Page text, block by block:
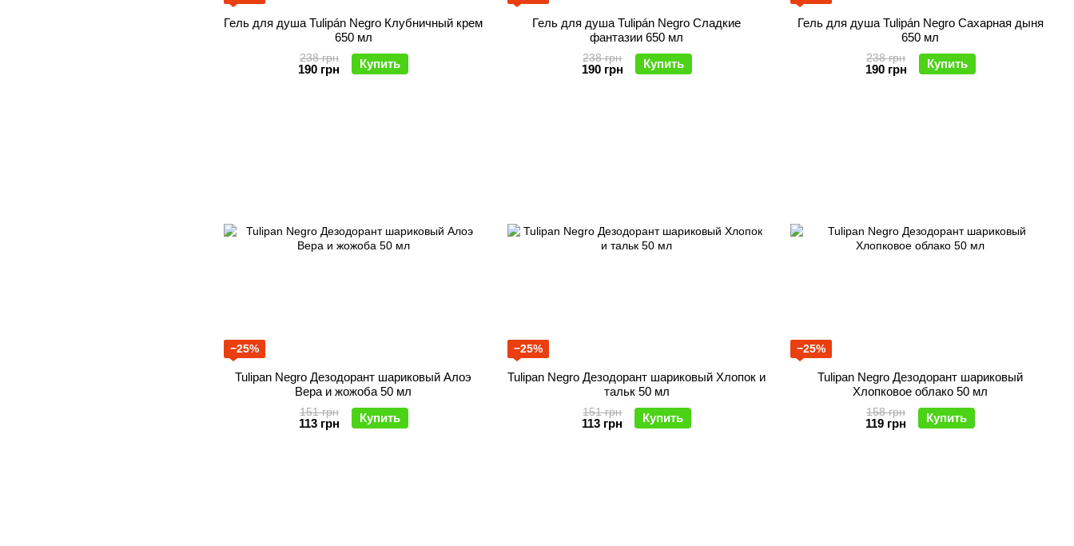
Гель для душа Tulipán Negro Клубничный крем
650 мл
238 грн
190 грн Купить
Гель для душа Tulipán Negro Сладкие
фантазии 650 мл
238 грн
190 грн Купить
Гель для душа Tulipán Negro Сахарная дыня
650 мл
238 грн
190 грн Купить
−25%
Tulipan Negro Дезодорант шариковый Алоэ
Вера и жожоба 50 мл
151 грн
113 грн Купить
−25%
Tulipan Negro Дезодорант шариковый Хлопок и
тальк 50 мл
151 грн
113 грн Купить
−25%
Tulipan Negro Дезодорант шариковый
Хлопковое облако 50 мл
158 грн
119 грн Купить